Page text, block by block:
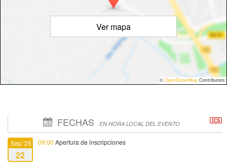
Ver mapa
© OpenStreetMap Contributors
FECHAS EN HORA LOCAL DEL EVENTO
Sep '25
22
09:00 Apertura de inscripciones